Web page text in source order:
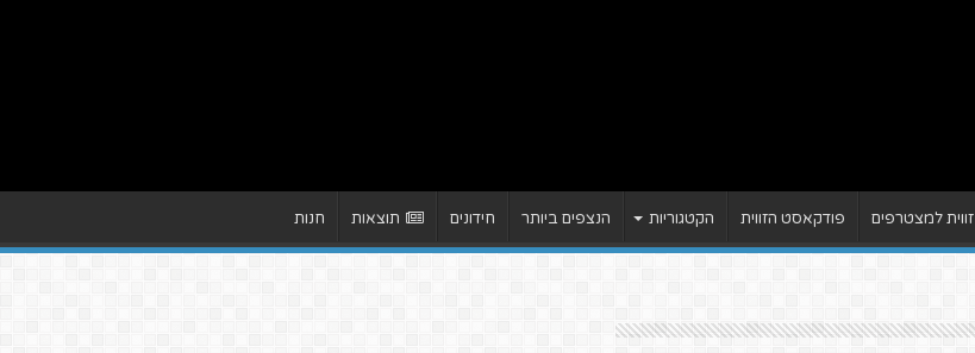
זווית למצטרפים פודקאסט הזווית הקטגוריות הנצפים ביותר חידונים תוצאות חנות